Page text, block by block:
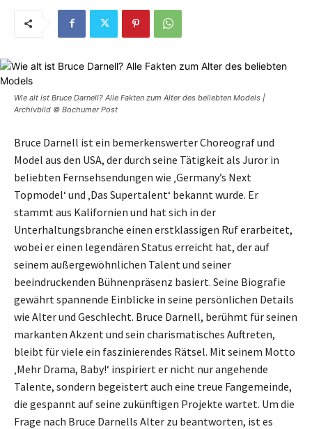
Wie alt ist Bruce Darnell? Alle Fakten zum Alter des beliebten Models |
Archivbild © Bochumer Post
Bruce Darnell ist ein bemerkenswerter Choreograf und
Model aus den USA, der durch seine Tätigkeit als Juror in
beliebten Fernsehsendungen wie ‚Germany’s Next
Topmodel‘ und ‚Das Supertalent‘ bekannt wurde. Er
stammt aus Kalifornien und hat sich in der
Unterhaltungsbranche einen erstklassigen Ruf erarbeitet,
wobei er einen legendären Status erreicht hat, der auf
seinem außergewöhnlichen Talent und seiner
beeindruckenden Bühnenpräsenz basiert. Seine Biografie
gewährt spannende Einblicke in seine persönlichen Details
wie Alter und Geschlecht. Bruce Darnell, berühmt für seinen
markanten Akzent und sein charismatisches Auftreten,
bleibt für viele ein faszinierendes Rätsel. Mit seinem Motto
‚Mehr Drama, Baby!‘ inspiriert er nicht nur angehende
Talente, sondern begeistert auch eine treue Fangemeinde,
die gespannt auf seine zukünftigen Projekte wartet. Um die
Frage nach Bruce Darnells Alter zu beantworten, ist es